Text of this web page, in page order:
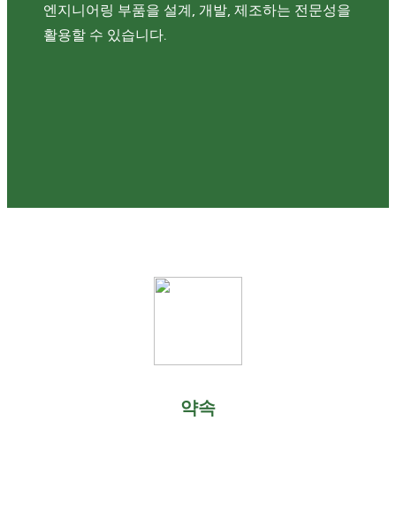
엔지니어링 부품을 설계, 개발, 제조하는 전문성을
활용할 수 있습니다.
약속